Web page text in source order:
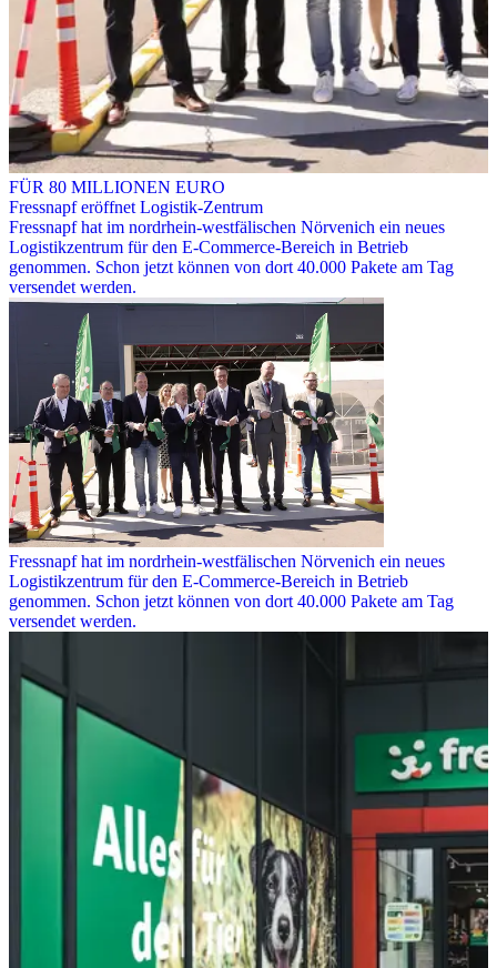
FÜR 80 MILLIONEN EURO
Fressnapf eröffnet Logistik-Zentrum
Fressnapf hat im nordrhein-westfälischen Nörvenich ein neues
Logistikzentrum für den E-Commerce-Bereich in Betrieb
genommen. Schon jetzt können von dort 40.000 Pakete am Tag
versendet werden.
Fressnapf hat im nordrhein-westfälischen Nörvenich ein neues
Logistikzentrum für den E-Commerce-Bereich in Betrieb
genommen. Schon jetzt können von dort 40.000 Pakete am Tag
versendet werden.